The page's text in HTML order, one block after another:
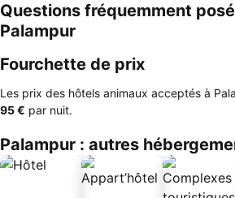
Questions fréquemment
Palampur
Fourchette de prix
Les prix des hôtels animaux acceptés à
‎95 € par nuit.
Palampur : autres